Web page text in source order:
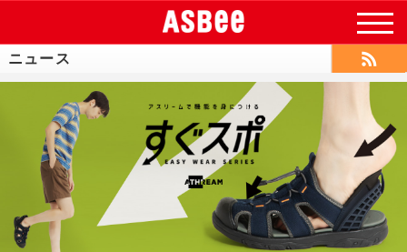
ニュース